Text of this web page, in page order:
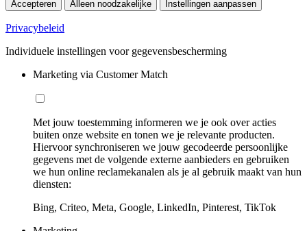
Accepteren Alleen noodzakelijke Instellingen aanpassen
Privacybeleid
Individuele instellingen voor gegevensbescherming
Marketing via Customer Match
Met jouw toestemming informeren we je ook over acties
buiten onze website en tonen we je relevante producten.
Hiervoor synchroniseren we jouw gecodeerde persoonlijke
gegevens met de volgende externe aanbieders en gebruiken
we hun online reclamekanalen als je al gebruik maakt van hun
diensten:
Bing, Criteo, Meta, Google, LinkedIn, Pinterest, TikTok